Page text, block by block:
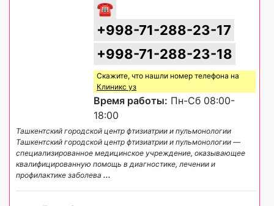
☎
+998-71-288-23-17
+998-71-288-23-18
Скажите, что нашли номер телефона на
Клиникс уз
Время работы: Пн-Сб 08:00-
18:00
Ташкентский городской центр фтизиатрии и пульмонологии
Ташкентский городской центр фтизиатрии и пульмонологии —
специализированное медицинское учреждение, оказывающее
квалифицированную помощь в диагностике, лечении и
профилактике заболева ...